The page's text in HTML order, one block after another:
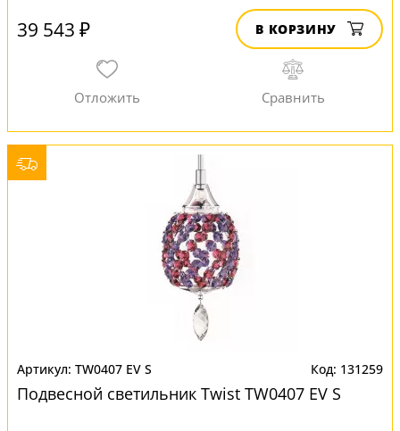
39 543 ₽ В КОРЗИНУ
TW0407 EV S 131259
Подвесной светильник Twist TW0407 EV S